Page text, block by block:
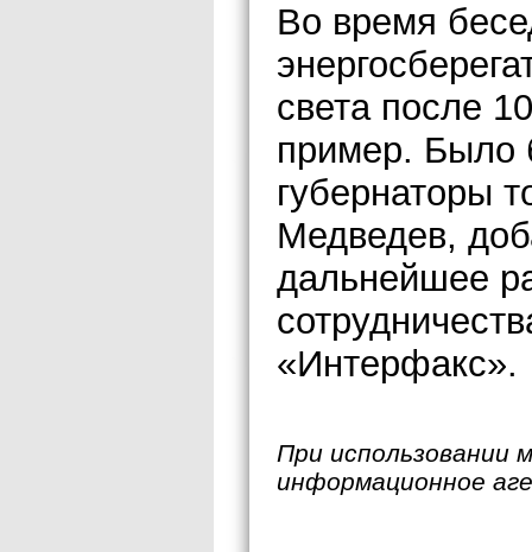
Во время
света после
пример. Было
губернаторы
Медведев,
дальнейшее
«Интерфакс».
При использовании
информационное